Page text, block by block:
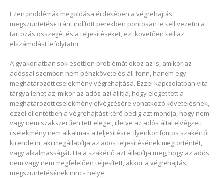
Ezen problémák megoldása érdekében a végrehajtás
megszüntetése iránt indított perekben pontosan le kell vezetni a
tartozás összegét és a teljesítéseket, ezt követően kell az
elszámolást lefolytatni.
A gyakorlatban sok esetben problémát okoz az is, amikor az
adóssal szemben nem pénzkövetelés áll fenn, hanem egy
meghatározott cselekmény végrehajtása. Ezzel kapcsolatban vita
tárgya lehet az, mikor az adós azt állítja, hogy eleget tett a
meghatározott cselekmény elvégzésére vonatkozó követelésnek,
ezzel ellentétben a végrehajtást kérő pedig azt mondja, hogy nem
vagy nem szakszerűen tett eleget, illetve az adós által elvégzett
cselekmény nem alkalmas a teljesítésre. Ilyenkor fontos szakértőt
kirendelni, aki megállapítja az adós teljesítésének megtörténtét,
vagy alkalmasságát. Ha a szakértő azt állapítja meg, hogy az adós
nem vagy nem megfelelően teljesített, akkor a végrehajtás
megszüntetésének nincs helye.